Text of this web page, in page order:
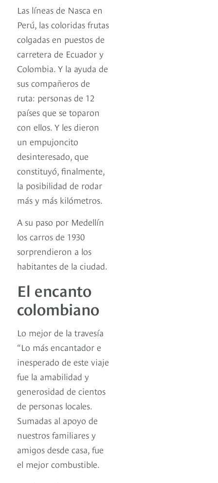
Las líneas de Nasca en
Perú, las coloridas frutas
colgadas en puestos de
carretera de Ecuador y
Colombia. Y la ayuda de
sus compañeros de
ruta: personas de 12
países que se toparon
con ellos. Y les dieron
un empujoncito
desinteresado, que
constituyó, finalmente,
la posibilidad de rodar
más y más kilómetros.
A su paso por Medellín
los carros de 1930
sorprendieron a los
habitantes de la ciudad.
El encanto
colombiano
Lo mejor de la travesía
“Lo más encantador e
inesperado de este viaje
fue la amabilidad y
generosidad de cientos
de personas locales.
Sumadas al apoyo de
nuestros familiares y
amigos desde casa, fue
el mejor combustible.